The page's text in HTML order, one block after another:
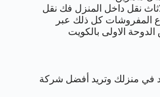
نقل داخل المنزل فك نقل
المفروشات كل ذلك عبر
الاولى بالكويت
في منزلك وتريد أفضل شركة